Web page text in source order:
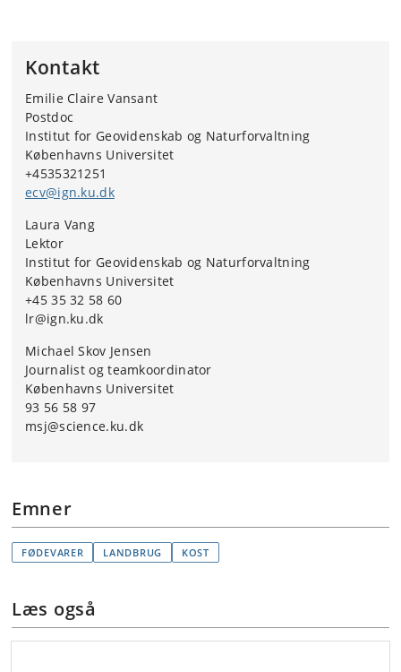
Kontakt
Emilie Claire Vansant
Postdoc
Institut for Geovidenskab og Naturforvaltning
Københavns Universitet
+4535321251
ecv@ign.ku.dk
Laura Vang
Lektor
Institut for Geovidenskab og Naturforvaltning
Københavns Universitet
+45 35 32 58 60
lr@ign.ku.dk
Michael Skov Jensen
Journalist og teamkoordinator
Københavns Universitet
93 56 58 97
msj@science.ku.dk
Emner
FØDEVARER LANDBRUG KOST
Læs også